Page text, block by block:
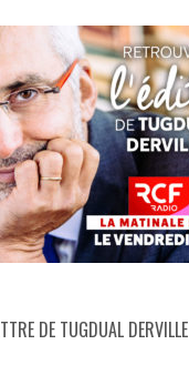
DE TUGDUAL DERVILLE